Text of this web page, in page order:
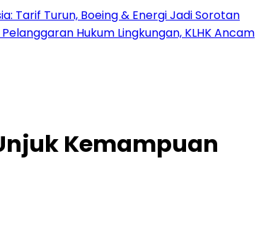
Tarif Turun, Boeing & Energi Jadi Sorotan
Hukum Lingkungan, KLHK Ancam
Kemampuan